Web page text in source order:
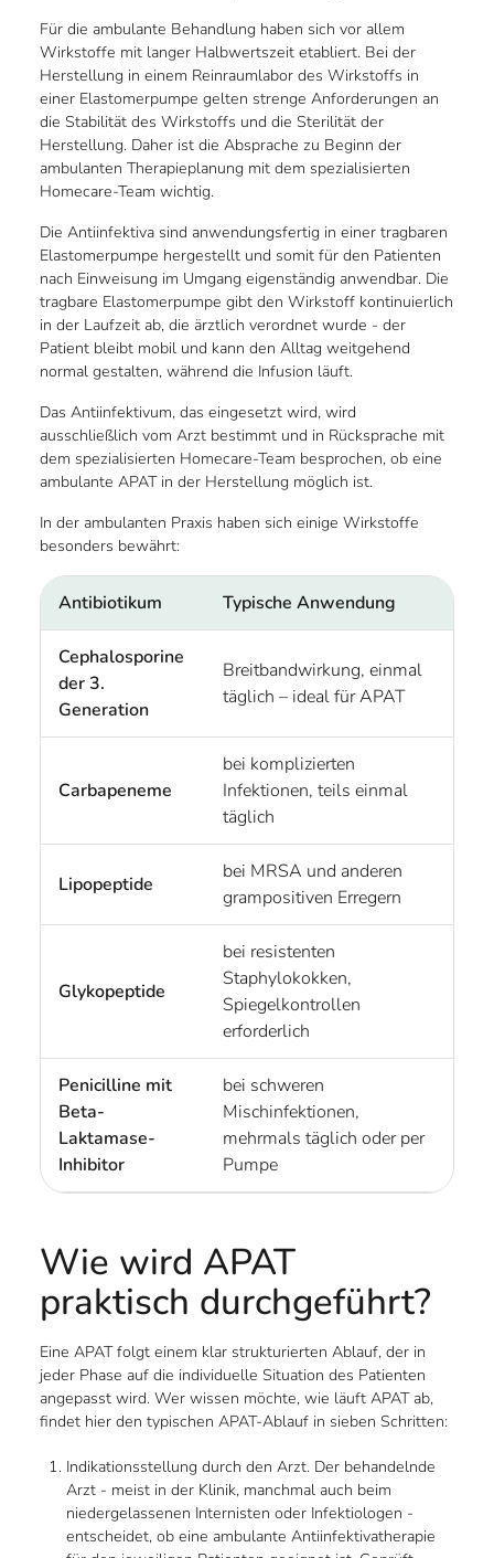
Für die ambulante Behandlung haben sich vor allem
Wirkstoffe mit langer Halbwertszeit etabliert. Bei der
Herstellung in einem Reinraumlabor des Wirkstoffs in
einer Elastomerpumpe gelten strenge Anforderungen an
die Stabilität des Wirkstoffs und die Sterilität der
Herstellung. Daher ist die Absprache zu Beginn der
ambulanten Therapieplanung mit dem spezialisierten
Homecare-Team wichtig.
Die Antiinfektiva sind anwendungsfertig in einer tragbaren
Elastomerpumpe hergestellt und somit für den Patienten
nach Einweisung im Umgang eigenständig anwendbar. Die
tragbare Elastomerpumpe gibt den Wirkstoff kontinuierlich
in der Laufzeit ab, die ärztlich verordnet wurde - der
Patient bleibt mobil und kann den Alltag weitgehend
normal gestalten, während die Infusion läuft.
Das Antiinfektivum, das eingesetzt wird, wird
ausschließlich vom Arzt bestimmt und in Rücksprache mit
dem spezialisierten Homecare-Team besprochen, ob eine
ambulante APAT in der Herstellung möglich ist.
In der ambulanten Praxis haben sich einige Wirkstoffe
besonders bewährt:
Antibiotikum Typische Anwendung
Cephalosporine
der 3.
Generation
Breitbandwirkung, einmal
täglich – ideal für APAT
Carbapeneme
bei komplizierten
Infektionen, teils einmal
täglich
Lipopeptide
bei MRSA und anderen
grampositiven Erregern
Glykopeptide
bei resistenten
Staphylokokken,
Spiegelkontrollen
erforderlich
Penicilline mit
Beta-
Laktamase-
Inhibitor
bei schweren
Mischinfektionen,
mehrmals täglich oder per
Pumpe
Wie wird APAT
praktisch durchgeführt?
Eine APAT folgt einem klar strukturierten Ablauf, der in
jeder Phase auf die individuelle Situation des Patienten
angepasst wird. Wer wissen möchte, wie läuft APAT ab,
findet hier den typischen APAT-Ablauf in sieben Schritten:
Indikationsstellung durch den Arzt. Der behandelnde
Arzt - meist in der Klinik, manchmal auch beim
niedergelassenen Internisten oder Infektiologen -
entscheidet, ob eine ambulante Antiinfektivatherapie